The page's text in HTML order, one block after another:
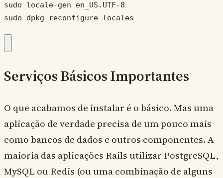
sudo locale-gen en_US.UTF-8
sudo dpkg-reconfigure locales
Serviços Básicos Importantes
O que acabamos de instalar é o básico. Mas uma
aplicação de verdade precisa de um pouco mais
como bancos de dados e outros componentes. A
maioria das aplicações Rails utilizar PostgreSQL,
MySQL ou Redis (ou uma combinação de alguns